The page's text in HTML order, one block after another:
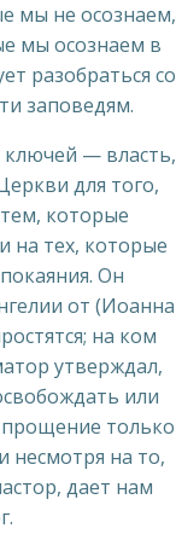
мы не осознаем,
мы осознаем в
разобраться со
заповедям.
— власть,
для того,
которые
на тех, которые
Он
от (Иоанна
на ком
утверждал,
или
только
несмотря на то,
дает нам